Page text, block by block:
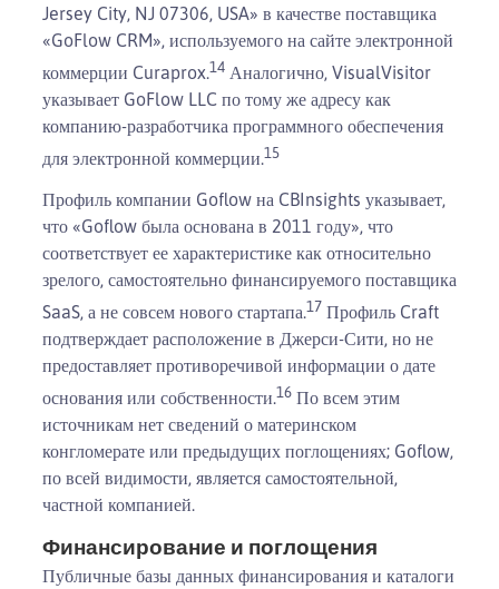
Jersey City, NJ 07306, USA» в качестве поставщика
«GoFlow CRM», используемого на сайте электронной
коммерции Curaprox.14 Аналогично, VisualVisitor
указывает GoFlow LLC по тому же адресу как
компанию-разработчика программного обеспечения
для электронной коммерции.15
Профиль компании Goflow на CBInsights указывает,
что «Goflow была основана в 2011 году», что
соответствует ее характеристике как относительно
зрелого, самостоятельно финансируемого поставщика
SaaS, а не совсем нового стартапа.17 Профиль Craft
подтверждает расположение в Джерси-Сити, но не
предоставляет противоречивой информации о дате
основания или собственности.16 По всем этим
источникам нет сведений о материнском
конгломерате или предыдущих поглощениях; Goflow,
по всей видимости, является самостоятельной,
частной компанией.
Финансирование и поглощения
Публичные базы данных финансирования и каталоги